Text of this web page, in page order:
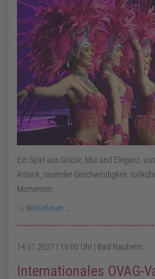
Ein Spiel aus Grazie, Mut und Eleganz,
Artistik, rasender Geschwindigkeit,
Momenten.
Weiterlesen …
14.01.2027 | 15:00 Uhr | Bad Nauheim
Internationales OVAG-